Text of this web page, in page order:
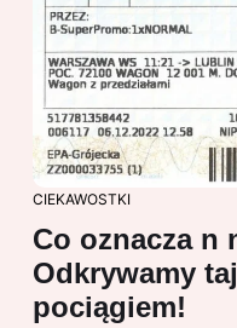
CIEKAWOSTKI
Co oznacza n
Odkrywamy
pociągiem!